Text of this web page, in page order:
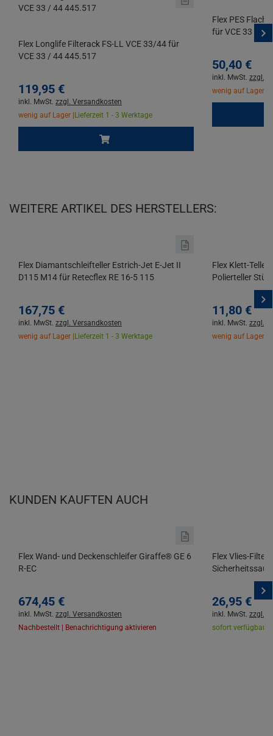
Flex Longlife Filterack FS-LL VCE 33/44 für
VCE 33 / 44 445.517
119,95 €
inkl. MwSt. zzgl. Versandkosten
wenig auf Lager | Lieferzeit 1 - 3 Werktage
Flex PES
für VCE 33 / 44
50,40 €
inkl. MwSt. zzgl.
wenig auf Lager |
WEITERE ARTIKEL DES HERSTELLERS:
Flex Diamantschleifteller Estrich-Jet E-Jet II
D115 M14 für Retecflex RE 16-5 115
167,75 €
inkl. MwSt. zzgl. Versandkosten
wenig auf Lager | Lieferzeit 1 - 3 Werktage
Flex Klett-
Polierteller
11,80 €
inkl. MwSt. zzgl.
wenig auf Lager |
KUNDEN KAUFTEN AUCH
Flex Wand- und Deckenschleifer Giraffe® GE 6
R-EC
674,45 €
inkl. MwSt. zzgl. Versandkosten
Nachbestellt | Benachrichtigung aktivieren
Flex Vlies-
26,95 €
inkl. MwSt. zzgl.
sofort verfügbar |